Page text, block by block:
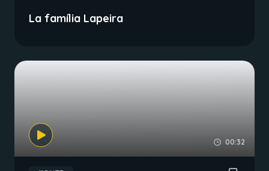
La família Lapeira
00:32